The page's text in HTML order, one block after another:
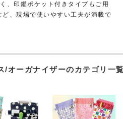
、印鑑ポケット付きタイプもご用
、現場で使いやすい工夫が満載で
/オーガナイザーのカテゴリ一